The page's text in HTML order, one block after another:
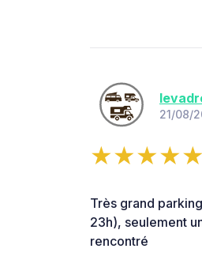
21/08/
Très grand
23h), seulement
rencontré